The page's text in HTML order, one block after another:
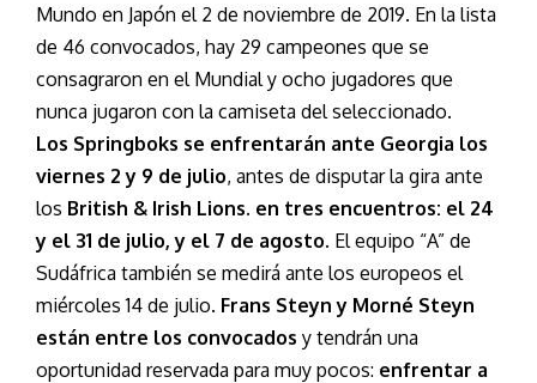
Mundo en Japón el 2 de noviembre de 2019. En la lista
de 46 convocados, hay 29 campeones que se
consagraron en el Mundial y ocho jugadores que
nunca jugaron con la camiseta del seleccionado.
Los Springboks se enfrentarán ante Georgia los
viernes 2 y 9 de julio, antes de disputar la gira ante
los British & Irish Lions. en tres encuentros: el 24
y el 31 de julio, y el 7 de agosto. El equipo “A” de
Sudáfrica también se medirá ante los europeos el
miércoles 14 de julio. Frans Steyn y Morné Steyn
están entre los convocados y tendrán una
oportunidad reservada para muy pocos: enfrentar a